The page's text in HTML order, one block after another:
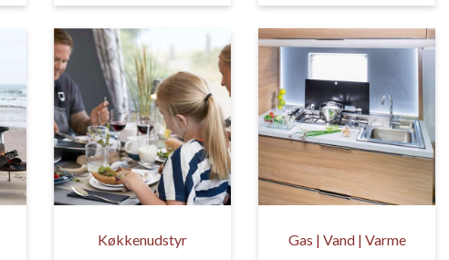
Køkkenudstyr Gas | Vand | Varme